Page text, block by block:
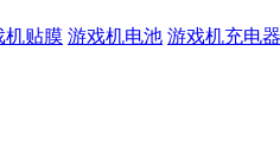
机贴膜 游戏机电池 游戏机充电器